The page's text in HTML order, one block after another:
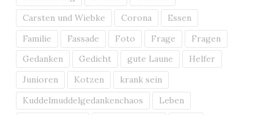
Carsten und Wiebke
Corona
Essen
Familie
Fassade Foto Frage
Fragen
Gedanken
Gedicht gute Laune
Helfer
Junioren
Kotzen
krank sein
Kuddelmuddelgedankenchaos
Leben